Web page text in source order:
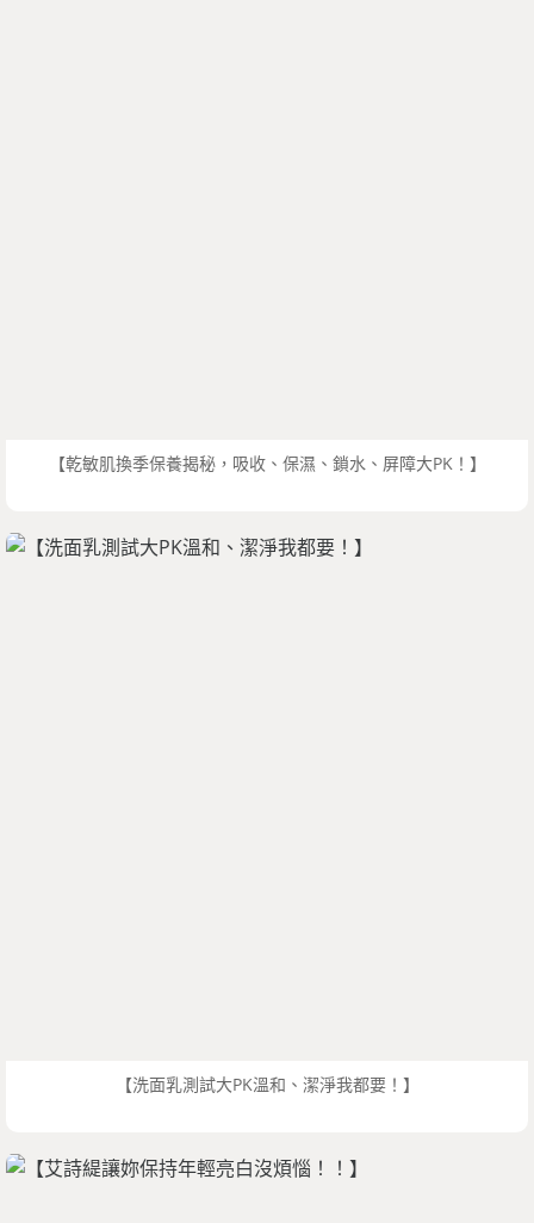
【乾敏肌換季保養揭秘，吸收、保濕、鎖水、屏障大PK！】
【洗面乳測試大PK溫和、潔淨我都要！】